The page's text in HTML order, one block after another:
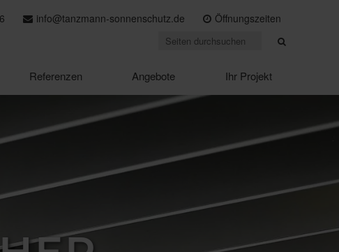
info@tanzmann-sonnenschutz.de Öffnungszeiten
Referenzen Angebote Ihr Projekt